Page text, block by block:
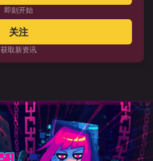
即刻开始
关注
获取新资讯